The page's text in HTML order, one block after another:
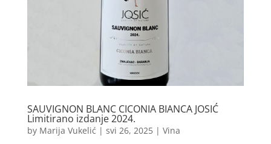
SAUVIGNON BLANC CICONIA BIANCA JOSIĆ
Limitirano izdanje 2024.
by Marija Vukelić | svi 26, 2025| Vina